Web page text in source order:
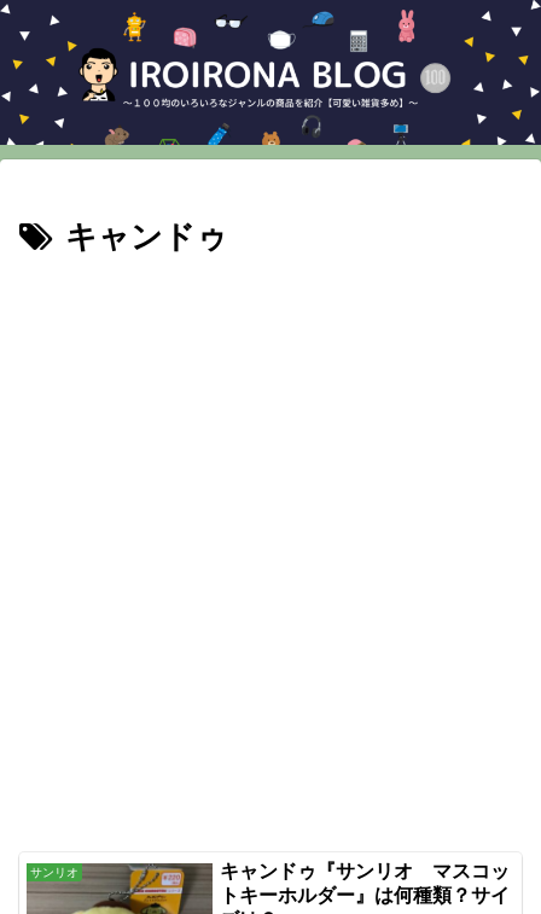
キャンドゥ
サンリオ
キャンドゥ『サンリオ マスコッ
トキーホルダー』は何種類？サイ